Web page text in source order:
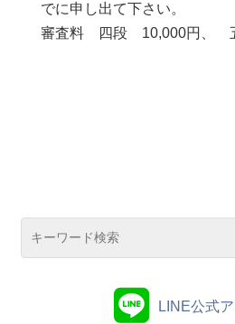
でに申し出て下さい。
審査料 四段 10,000円、
LINE公式